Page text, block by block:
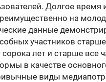
Долгое время
на
данные
участников
лет и старше все
в качестве
виды